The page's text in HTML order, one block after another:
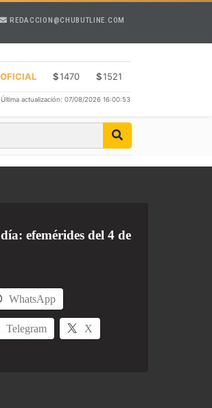
REDACCION@CHUBUTLINE.COM
$1470 $1521
Última actualización: 07/08/2026 16:00:53
efemérides del 4 de
WhatsApp
Telegram X